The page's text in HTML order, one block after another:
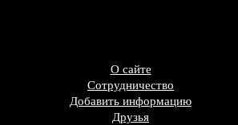
О сайте
Сотрудничество
Добавить информацию
Друзья